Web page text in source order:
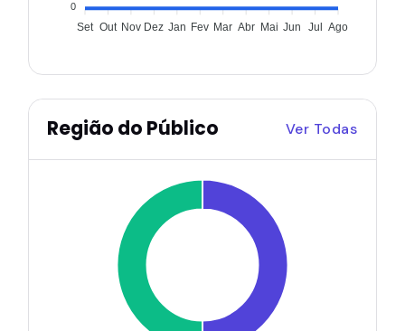
0
Set Out Nov Dez Jan Fev Mar Abr Mai Jun Jul Ago
Região do Público Ver Todas